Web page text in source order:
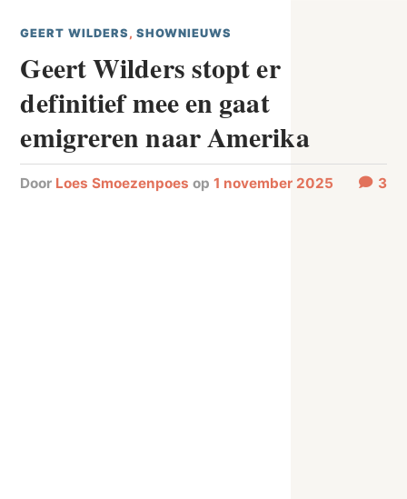
GEERT WILDERS ,SHOWNIEUWS
Geert Wilders stopt er
definitief mee en gaat
emigreren naar Amerika
door Loes Smoezenpoes op1 november 2025 3